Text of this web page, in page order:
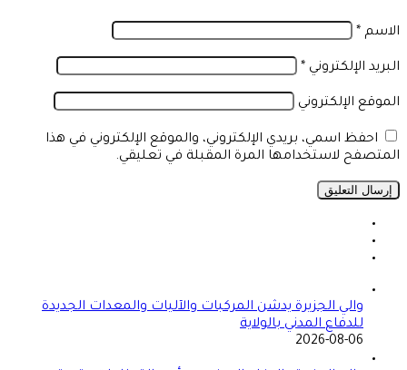
الاسم *
البريد الإلكتروني *
الموقع الإلكتروني
احفظ اسمي، بريدي الإلكتروني، والموقع الإلكتروني في هذا
المتصفح لاستخدامها المرة المقبلة في تعليقي.
والي الجزيرة يدشن المركبات والآليات والمعدات الجديدة
للدفاع المدني بالولاية
2026-08-06